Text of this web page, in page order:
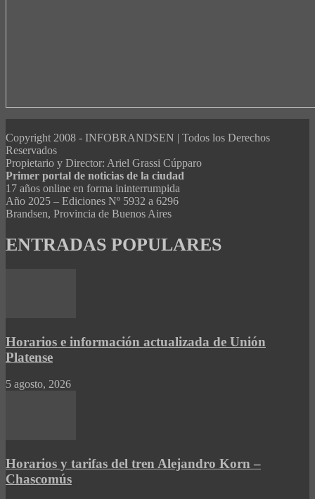
Copyright 2008 - INFOBRANDSEN | Todos los Derechos
Reservados
Propietario y Director: Ariel Grassi Cúpparo
Primer portal de noticias de la ciudad
17 años online en forma ininterrumpida
Año 2025 – Ediciones Nº 5932 a 6296
Brandsen, Provincia de Buenos Aires
ENTRADAS POPULARES
Horarios e información actualizada de Unión
Platense
5 agosto, 2026
Horarios y tarifas del tren Alejandro Korn –
Chascomús